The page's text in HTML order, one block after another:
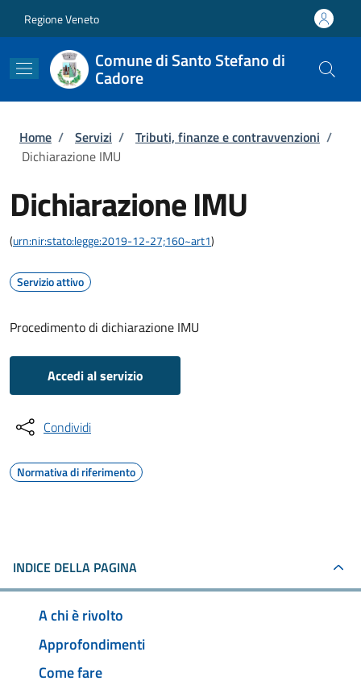
Regione Veneto
Comune di Santo Stefano di
Cadore
Briciole di pane
Home / Servizi / Tributi, finanze e contravvenzioni /
Dichiarazione IMU
Dichiarazione IMU
(urn:nir:stato:legge:2019-12-27;160~art1)
Servizio attivo
Procedimento di dichiarazione IMU
Accedi al servizio
Condividi
Normativa di riferimento
INDICE DELLA PAGINA
A chi è rivolto
Approfondimenti
Come fare